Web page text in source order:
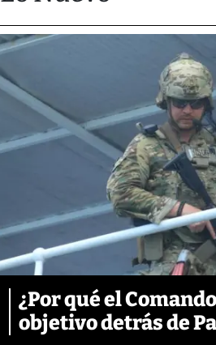
¿Por qué el
objetivo detrás de